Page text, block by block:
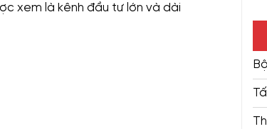
xem là kênh đầu tư lớn và dài